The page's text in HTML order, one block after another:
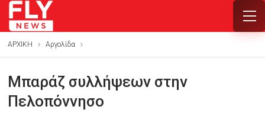
ΑΡΧΙΚΗ Αργολίδα
Μπαράζ συλλήψεων στην
Πελοπόννησο